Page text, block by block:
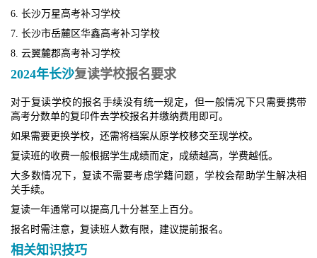
6. 长沙万星高考补习学校
7. 长沙市岳麓区华鑫高考补习学校
8. 云翼麓郡高考补习学校
2024年长沙复读学校报名要求
对于复读学校的报名手续没有统一规定，但一般情况下只需要携带
高考分数单的复印件去学校报名并缴纳费用即可。
如果需要更换学校，还需将档案从原学校移交至现学校。
复读班的收费一般根据学生成绩而定，成绩越高，学费越低。
大多数情况下，复读不需要考虑学籍问题，学校会帮助学生解决相
关手续。
复读一年通常可以提高几十分甚至上百分。
报名时需注意，复读班人数有限，建议提前报名。
相关知识技巧